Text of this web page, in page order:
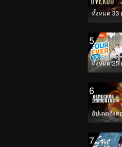
ทั้งหมด 33
5
ทั้งหมด 25
6
อัปเดตถึงต
7